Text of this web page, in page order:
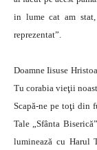
in lume cat am
reprezentat”.
Doamne Iisuse
Tu corabia vieţii
Scapă-ne pe toţi din
Tale „Sfânta
luminează cu Harul